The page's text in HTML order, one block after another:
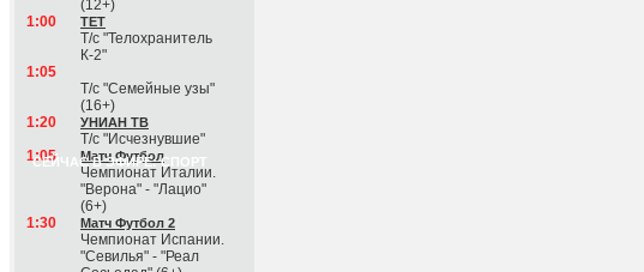
(12+)
1:00
ТЕТ
Т/с "Телохранитель
К-2"
1:05
Т/с "Семейные узы"
(16+)
1:20
УНИАН ТВ
Т/с "Исчезнувшие"
СЕЙЧАС В ЭФИРЕ: СПОРТ
1:05 Матч Футбол
Чемпионат Италии.
"Верона" - "Лацио"
(6+)
1:30
Матч Футбол 2
Чемпионат Испании.
"Севилья" - "Реал